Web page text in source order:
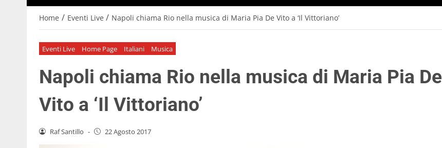
Home / Eventi Live / Napoli chiama Rio nella musica di Maria Pia De Vito a ‘Il Vittoriano’
Eventi Live Home Page Italiani Musica
Napoli chiama Rio nella musica di Maria Pia De
Vito a ‘Il Vittoriano’
Raf Santillo - 22 Agosto 2017